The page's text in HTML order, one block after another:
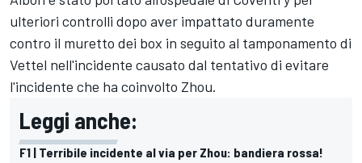
ulteriori controlli dopo aver impattato duramente
contro il muretto dei box in seguito al tamponamento di
Vettel nell'incidente causato dal tentativo di evitare
l'incidente che ha coinvolto Zhou.
Leggi anche:
F1 | Terribile incidente al via per Zhou: bandiera rossa!